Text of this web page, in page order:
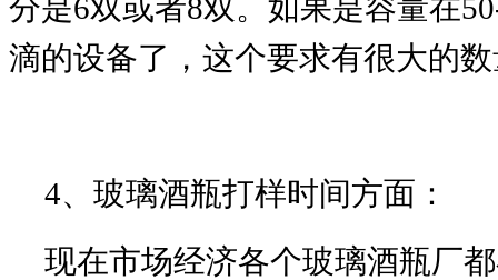
分是6双或者8双。 如果是容量在
滴的设备了，这个要求有很大的
4、玻璃酒瓶打样时间方面：
现在市场经济各个玻璃酒瓶厂